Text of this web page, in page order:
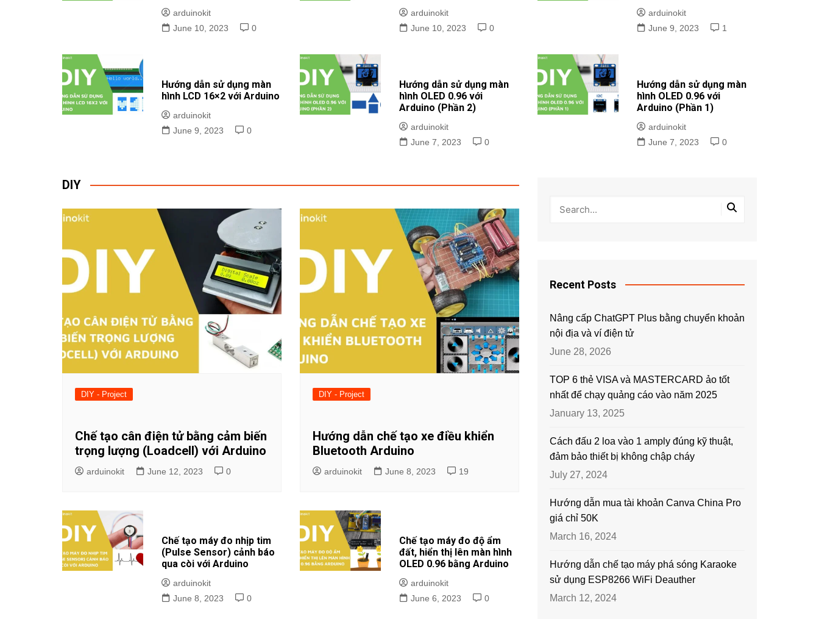
arduinokit
June 10, 2023
0
arduinokit
June 10, 2023
0
arduinokit
June 9, 2023
1
Hướng dẫn sử dụng màn
hình LCD 16×2 với Arduino
arduinokit
June 9, 2023
0
Hướng dẫn sử dụng màn
hình OLED 0.96 với
Arduino (Phần 2)
arduinokit
June 7, 2023
0
Hướng dẫn sử dụng màn
hình OLED 0.96 với
Arduino (Phần 1)
arduinokit
June 7, 2023
0
DIY
DIY - Project
Chế tạo cân điện tử bằng cảm biến
trọng lượng (Loadcell) với Arduino
arduinokit June 12, 2023 0
DIY - Project
Hướng dẫn chế tạo xe điều khiển
Bluetooth Arduino
arduinokit June 8, 2023 19
Chế tạo máy đo nhịp tim
(Pulse Sensor) cảnh báo
qua còi với Arduino
arduinokit
June 8, 2023
0
Chế tạo máy đo độ ẩm
đất, hiển thị lên màn hình
OLED 0.96 bằng Arduino
arduinokit
June 6, 2023
0
Recent Posts
Nâng cấp ChatGPT Plus bằng chuyển khoản
nội địa và ví điện tử
June 28, 2026
TOP 6 thẻ VISA và MASTERCARD ảo tốt
nhất để chạy quảng cáo vào năm 2025
January 13, 2025
Cách đấu 2 loa vào 1 amply đúng kỹ thuật,
đảm bảo thiết bị không chập cháy
July 27, 2024
Hướng dẫn mua tài khoản Canva China Pro
giá chỉ 50K
March 16, 2024
Hướng dẫn chế tạo máy phá sóng Karaoke
sử dụng ESP8266 WiFi Deauther
March 12, 2024